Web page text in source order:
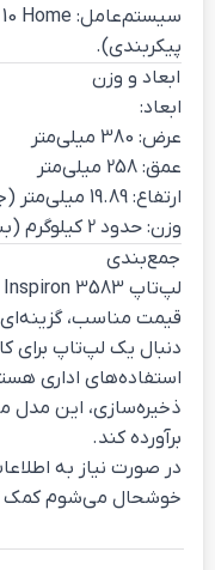
پیکربندی).
ابعاد و وزن
ابعاد:
عرض: 380 میلی‌متر
عمق: 258 میلی‌متر
ارتفاع: 19.89 میلی‌متر (جلو) تا 20 میلی‌متر (عقب)
وزن: حدود 2 کیلوگرم (بسته به پیکربندی).
جمع‌بندی
قیمت مناسب،
دنبال یک لپ‌تاپ برای
استفاده‌های اداری
ذخیره‌سازی، این مدل
برآورده کند.
در صورت نیاز به
خوشحال می‌شوم کمک